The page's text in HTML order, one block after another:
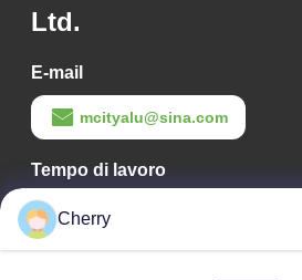
Ltd.
E-mail
mcityalu@sina.com
Tempo di lavoro
8:00-22:00
Il nostro indirizzo
Cherry